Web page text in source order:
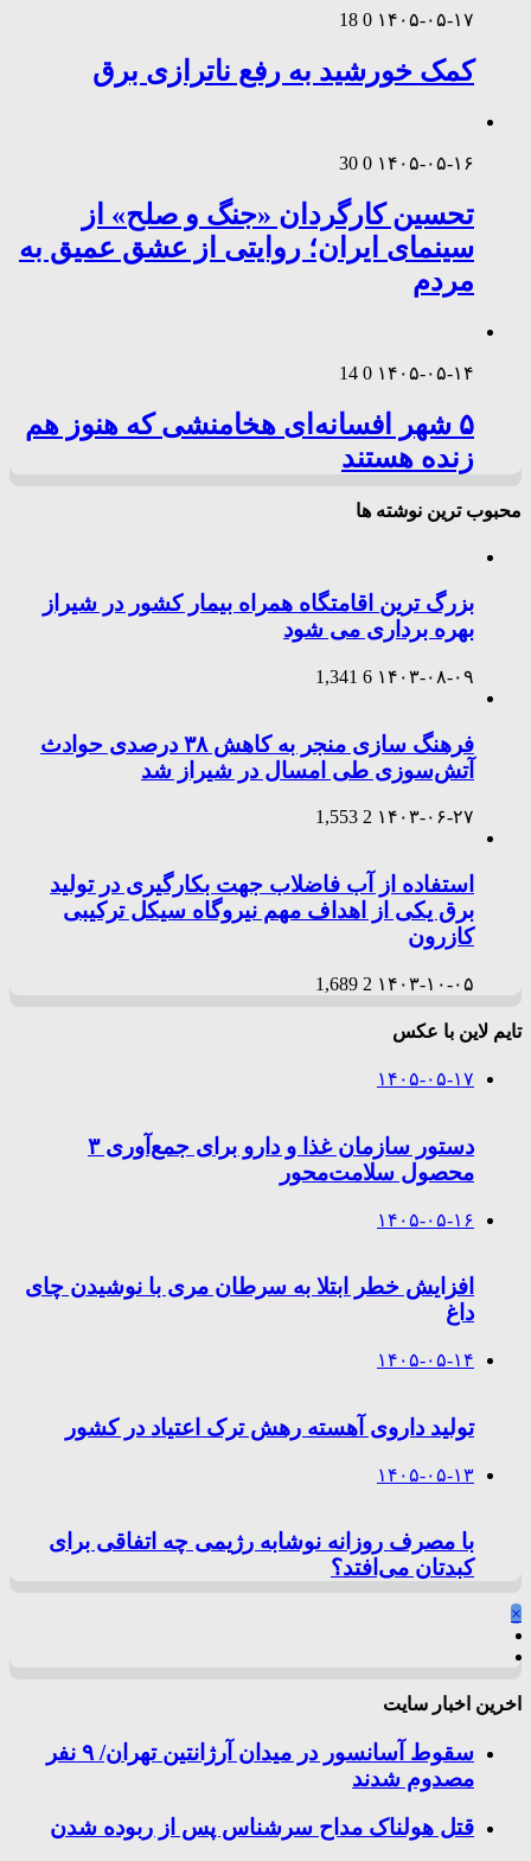
۱۴۰۵-۰۵-۱۷ 0
18
کمک خورشید به رفع ناترازی برق
۱۴۰۵-۰۵-۱۶ 0
30
تحسین کارگردان «جنگ و صلح» از
سینمای ایران؛ روایتی از عشق عمیق به
مردم
۱۴۰۵-۰۵-۱۴ 0
14
۵ شهر افسانه‌ای هخامنشی که هنوز هم
زنده هستند
محبوب ترین نوشته ها
بزرگ ترین اقامتگاه همراه بیمار کشور در شیراز
بهره برداری می شود
۱۴۰۳-۰۸-۰۹ 6
1,341
فرهنگ سازی منجر به کاهش ۳۸ درصدی حوادث
آتش‌سوزی طی امسال در شیراز شد
۱۴۰۳-۰۶-۲۷ 2
1,553
استفاده از آب فاضلاب جهت بکارگیری در تولید
برق یکی از اهداف مهم نیروگاه سیکل ترکیبی
کازرون
۱۴۰۳-۱۰-۰۵ 2
1,689
تایم لاین با عکس
۱۴۰۵-۰۵-۱۷
دستور سازمان غذا و دارو برای جمع‌آوری ۳
محصول سلامت‌محور
۱۴۰۵-۰۵-۱۶
افزایش خطر ابتلا به سرطان مری با نوشیدن چای
داغ
۱۴۰۵-۰۵-۱۴
تولید داروی آهسته رهش ترک اعتیاد در کشور
۱۴۰۵-۰۵-۱۳
با مصرف روزانه نوشابه رژیمی چه اتفاقی برای
کبدتان می‌افتد؟
×
اخرین اخبار سایت
سقوط آسانسور در میدان آرژانتین تهران/ ۹ نفر
مصدوم شدند
قتل هولناک مداح سرشناس پس از ربوده شدن